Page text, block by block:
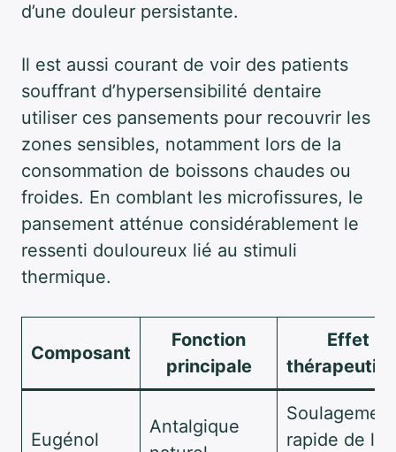
d’une douleur persistante.
Il est aussi courant de voir des patients
souffrant d’hypersensibilité dentaire
utiliser ces pansements pour recouvrir les
zones sensibles, notamment lors de la
consommation de boissons chaudes ou
froides. En comblant les microfissures, le
pansement atténue considérablement le
ressenti douloureux lié au stimuli
thermique.
Composant
Fonction
principale
Effet
Eugénol
Antalgique
Soulagement
rapide de la